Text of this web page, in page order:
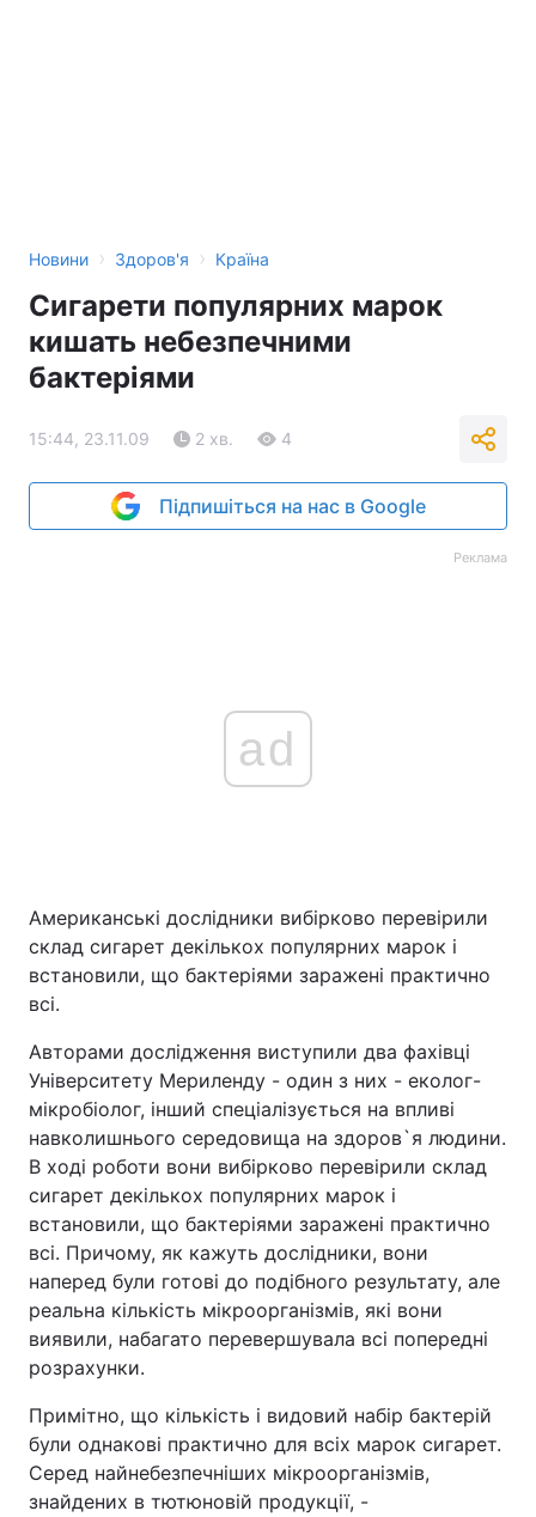
Новини › Здоров'я › Країна
Сигарети популярних марок
кишать небезпечними
бактеріями
15:44, 23.11.09 2 хв. 4
Підпишіться на нас в Google
Реклама
ad
Американські дослідники вибірково перевірили
склад сигарет декількох популярних марок і
встановили, що бактеріями заражені практично
всі.
Авторами дослідження виступили два фахівці
Університету Мериленду - один з них - еколог-
мікробіолог, інший спеціалізується на впливі
навколишнього середовища на здоров`я людини.
В ході роботи вони вибірково перевірили склад
сигарет декількох популярних марок і
встановили, що бактеріями заражені практично
всі. Причому, як кажуть дослідники, вони
наперед були готові до подібного результату, але
реальна кількість мікроорганізмів, які вони
виявили, набагато перевершувала всі попередні
розрахунки.
Примітно, що кількість і видовий набір бактерій
були однакові практично для всіх марок сигарет.
Серед найнебезпечніших мікроорганізмів,
знайдених в тютюновій продукції, -